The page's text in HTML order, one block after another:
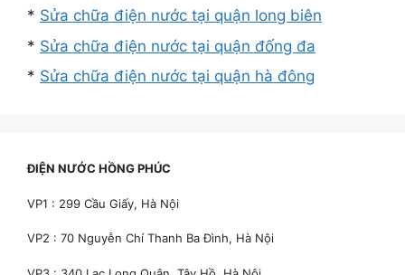
* Sửa chữa điện nước tại quận long biên
* Sửa chữa điện nước tại quận đống đa
* Sửa chữa điện nước tại quận hà đông
ĐIỆN NƯỚC HỒNG PHÚC
VP1 : 299 Cầu Giấy, Hà Nội
VP2 : 70 Nguyễn Chí Thanh Ba Đình, Hà Nội